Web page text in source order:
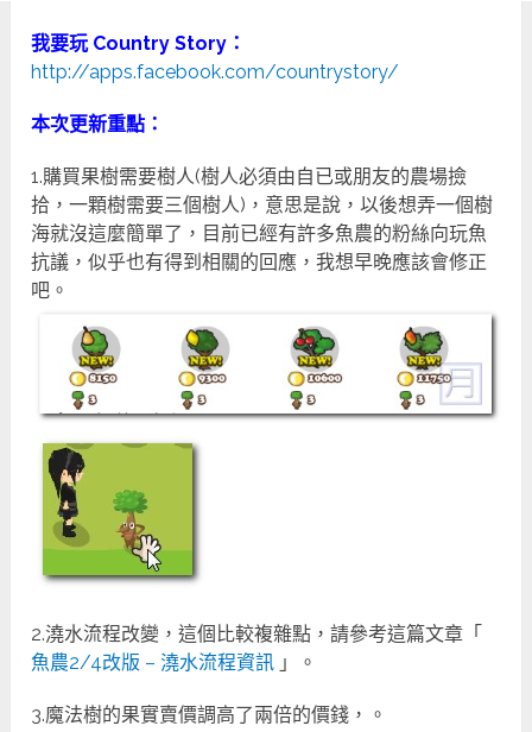
我要玩 Country Story：
http://apps.facebook.com/countrystory/
本次更新重點：
1.購買果樹需要樹人(樹人必須由自已或朋友的農場撿
拾，一顆樹需要三個樹人)，意思是說，以後想弄一個樹
海就沒這麼簡單了，目前已經有許多魚農的粉絲向玩魚
抗議，似乎也有得到相關的回應，我想早晚應該會修正
吧。
2.澆水流程改變，這個比較複雜點，請參考這篇文章「
魚農2/4改版 – 澆水流程資訊 」。
3.魔法樹的果實賣價調高了兩倍的價錢，。